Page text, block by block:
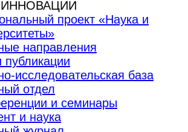
проект «Наука и
направления
исследовательская база
отдел
и семинары
и наука